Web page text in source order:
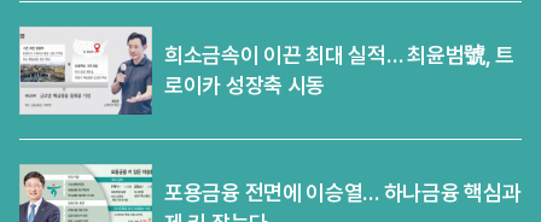
희소금속이 이끈 최대 실적… 최윤범號, 트
로이카 성장축 시동
포용금융 전면에 이승열… 하나금융 핵심과